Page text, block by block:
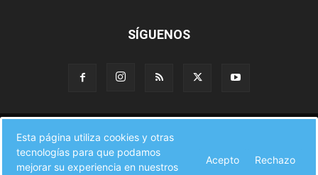
SÍGUENOS
A pie de calle
Fiestas Eventos Cultura
CAMINO DE INVIERNO
Agenda Comercial Sucesos Contacto
Esta página utiliza cookies y otras
tecnologías para que podamos
mejorar su experiencia en nuestros
Acepto Rechazo